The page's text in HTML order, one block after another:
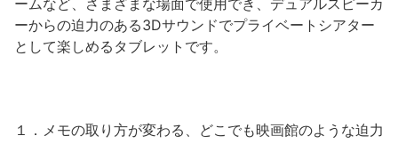
ームなど、さまざまな場面で使用でき、デュアルスピーカ
ーからの迫力のある3Dサウンドでプライベートシアター
として楽しめるタブレットです。
１．メモの取り方が変わる、どこでも映画館のような迫力